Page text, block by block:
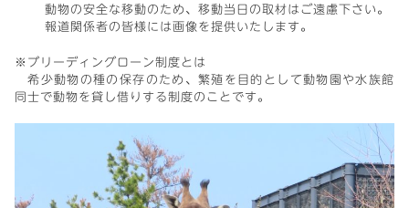
動物の安全な移動のため、移動当日の取材はご遠慮下さい。
報道関係者の皆様には画像を提供いたします。
※ブリーディングローン制度とは
希少動物の種の保存のため、繁殖を目的として動物園や水族館
同士で動物を貸し借りする制度のことです。